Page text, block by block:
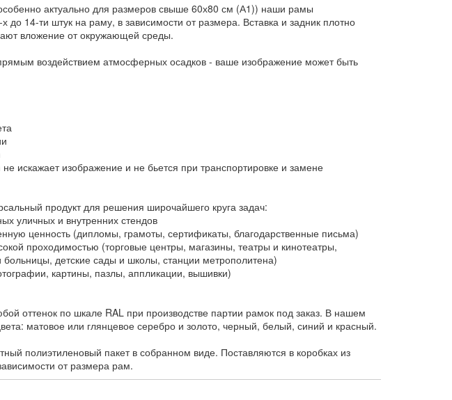
актуально для размеров свыше 60х80 см (А1)) наши рамы
14-ти штук на раму, в зависимости от размера. Вставка и задник плотно
вложение от окружающей среды.
воздействием атмосферных осадков - ваше изображение может быть
искажает изображение и не бьется при транспортировке и замене
продукт для решения широчайшего круга задач:
и внутренних стендов
ценность (дипломы, грамоты, сертификаты, благодарственные письма)
проходимостью (торговые центры, магазины, театры и кинотеатры,
детские сады и школы, станции метрополитена)
картины, пазлы, аппликации, вышивки)
оттенок по шкале RAL при производстве партии рамок под заказ. В нашем
матовое или глянцевое серебро и золото, черный, белый, синий и красный.
полиэтиленовый пакет в собранном виде. Поставляются в коробках из
от размера рам.